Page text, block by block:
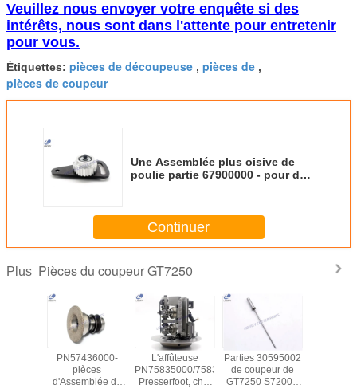
Veuillez nous envoyer votre enquête si des
intérêts, nous sont dans l'attente pour entretenir
pour vous.
Étiquettes: pièces de découpeuse , pièces de ,
pièces de coupeur
Une Assemblée plus oisive de
poulie partie 67900000 - pour des
Continuer
Plus Pièces du coupeur GT7250
PN57436000-
pièces
d'Assemblée de
L'affûteuse
PN75835000/75832000
Presserfoot, chef
Parties 30595002
de coupeur de
GT7250 S7200 -